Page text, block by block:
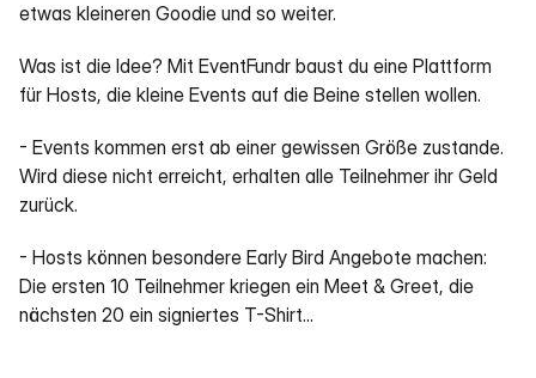
etwas kleineren Goodie und so weiter.
Was ist die Idee? Mit EventFundr baust du eine Plattform
für Hosts, die kleine Events auf die Beine stellen wollen.
- Events kommen erst ab einer gewissen Größe zustande.
Wird diese nicht erreicht, erhalten alle Teilnehmer ihr Geld
zurück.
- Hosts können besondere Early Bird Angebote machen:
Die ersten 10 Teilnehmer kriegen ein Meet & Greet, die
nächsten 20 ein signiertes T-Shirt...